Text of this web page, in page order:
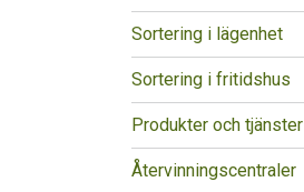
Sortering i lägenhet
Sortering i fritidshus
Produkter och tjänster
Återvinningscentraler